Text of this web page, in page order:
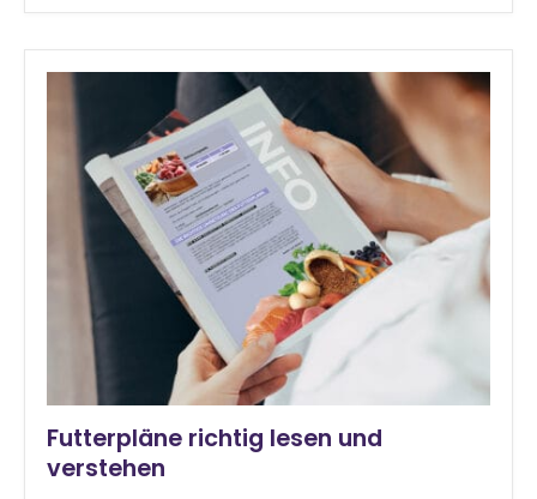
Futterpläne richtig lesen und
verstehen